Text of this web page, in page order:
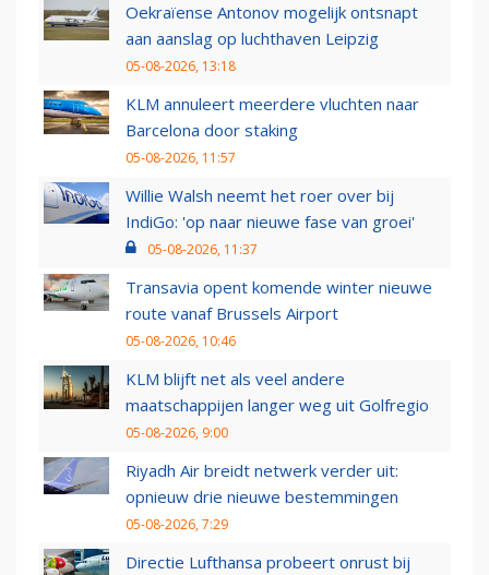
Oekraïense Antonov mogelijk ontsnapt
aan aanslag op luchthaven Leipzig
05-08-2026, 13:18
KLM annuleert meerdere vluchten naar
Barcelona door staking
05-08-2026, 11:57
Willie Walsh neemt het roer over bij
IndiGo: 'op naar nieuwe fase van groei'
05-08-2026, 11:37
Transavia opent komende winter nieuwe
route vanaf Brussels Airport
05-08-2026, 10:46
KLM blijft net als veel andere
maatschappijen langer weg uit Golfregio
05-08-2026, 9:00
Riyadh Air breidt netwerk verder uit:
opnieuw drie nieuwe bestemmingen
05-08-2026, 7:29
Directie Lufthansa probeert onrust bij